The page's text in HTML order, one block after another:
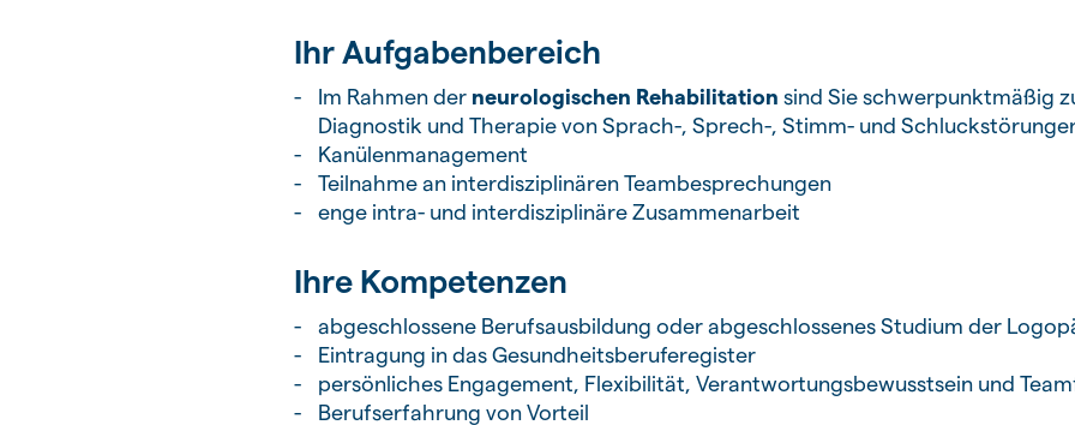
Ihr Aufgabenbereich
Im Rahmen der neurologischen Rehabilitation sind Sie schwerpunktmäßig
Diagnostik und Therapie von Sprach-, Sprech-, Stimm- und
Kanülenmanagement
Teilnahme an interdisziplinären Teambesprechungen
enge intra- und interdisziplinäre Zusammenarbeit
Ihre Kompetenzen
abgeschlossene Berufsausbildung oder abgeschlossenes Studium der
Eintragung in das Gesundheitsberuferegister
persönliches Engagement, Flexibilität, Verantwortungsbewusstsein und
Berufserfahrung von Vorteil